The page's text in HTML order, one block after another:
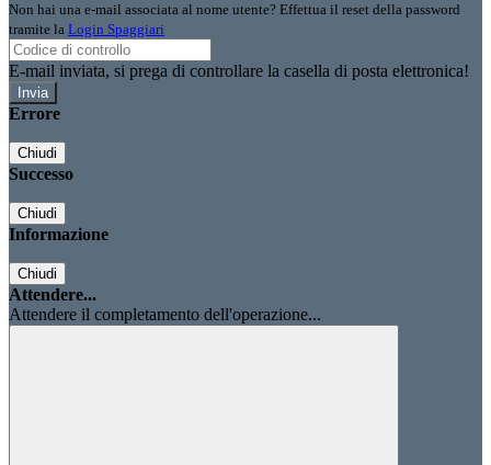
Non hai una e-mail associata al nome utente? Effettua il reset della password
tramite la Login Spaggiari
E-mail inviata, si prega di controllare la casella di posta elettronica!
Errore
Chiudi
Successo
Chiudi
Informazione
Chiudi
Attendere...
Attendere il completamento dell'operazione...